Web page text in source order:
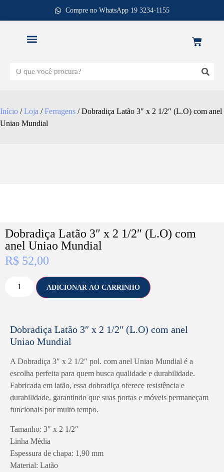
Compre no WhatsApp 19 3234-1155
Início /Loja /Ferragens / Dobradiça Latão 3″ x 2 1/2″ (L.O) com anel
Uniao Mundial
Dobradiça Latão 3″ x 2 1/2″ (L.O) com
anel Uniao Mundial
R$ 52,00
ADICIONAR AO CARRINHO
Dobradiça Latão 3″ x 2 1/2″ (L.O) com anel
Uniao Mundial
A Dobradiça 3″ x 2 1/2″ pol. com anel Uniao Mundial é a
escolha perfeita para quem busca qualidade e durabilidade.
Fabricada em latão, essa dobradiça oferece resistência e
durabilidade, garantindo que suas portas e móveis permaneçam
funcionais por muito tempo.
Tamanho: 3″ x 2 1/2″
Linha Média
Espessura de chapa: 1,90 mm
Material: Latão